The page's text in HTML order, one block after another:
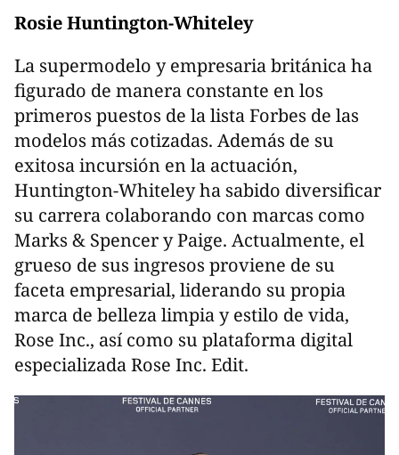
Rosie Huntington-Whiteley
La supermodelo y empresaria británica ha
figurado de manera constante en los
primeros puestos de la lista Forbes de las
modelos más cotizadas. Además de su
exitosa incursión en la actuación,
Huntington-Whiteley ha sabido diversificar
su carrera colaborando con marcas como
Marks & Spencer y Paige. Actualmente, el
grueso de sus ingresos proviene de su
faceta empresarial, liderando su propia
marca de belleza limpia y estilo de vida,
Rose Inc., así como su plataforma digital
especializada Rose Inc. Edit.